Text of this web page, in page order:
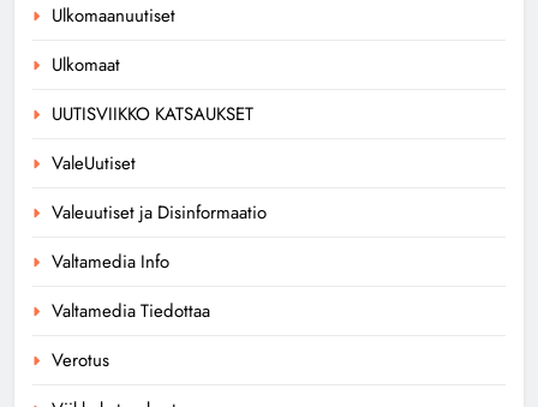
Ulkomaanuutiset
Ulkomaat
UUTISVIIKKO KATSAUKSET
ValeUutiset
Valeuutiset ja Disinformaatio
Valtamedia Info
Valtamedia Tiedottaa
Verotus